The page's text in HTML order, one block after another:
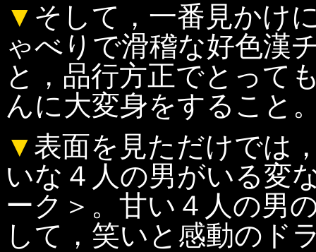
▼ そして，一番見かけ
ゃべりで滑稽な好色漢
と，品行方正でとって
んに大変身をすること
▼ 表面を見ただけでは
いな４人の男がいる変
ーク＞。甘い４人の男
して，笑いと感動のド